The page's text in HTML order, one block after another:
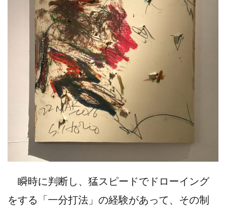
瞬時に判断し、猛スピードでドローイング
をする「一分打法」の経験があって、その制